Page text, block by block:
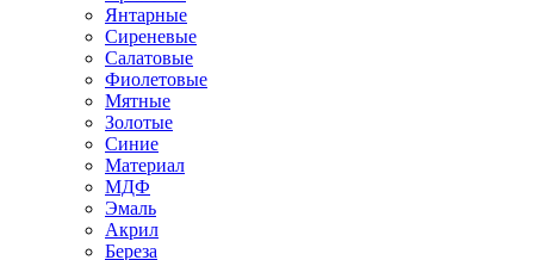
Янтарные
Сиреневые
Салатовые
Фиолетовые
Мятные
Золотые
Синие
Материал
МДФ
Эмаль
Акрил
Береза